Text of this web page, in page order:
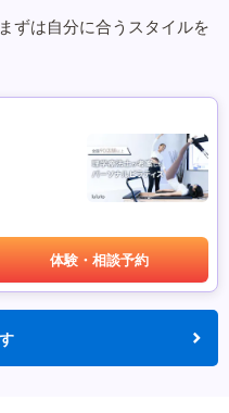
ずは自分に合うスタイルを
体験・相談予約